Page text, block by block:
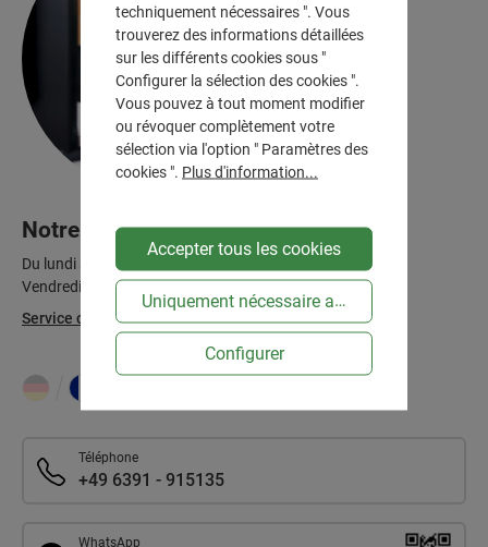
Notre service après-ventes
Du lundi au jeudi, de 7 h à 12 h et de 13 h à 16 h
Vendredi de 7 h à 13 h
Service clientèle
Téléphone
+49 6391 - 915135
WhatsApp
techniquement nécessaires ". Vous
trouverez des informations détaillées
sur les différents cookies sous "
Configurer la sélection des cookies ".
Vous pouvez à tout moment modifier
ou révoquer complètement votre
sélection via l'option " Paramètres des
cookies ". Plus d'information...
Accepter tous les cookies
Uniquement nécessaire au niveau technique
Configurer